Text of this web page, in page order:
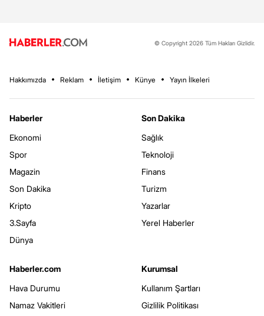
© Copyright 2026 Tüm Hakları Gizlidir.
Hakkımızda Reklam İletişim Künye Yayın İlkeleri
Haberler
Ekonomi
Spor
Magazin
Son Dakika
Kripto
3.Sayfa
Dünya
Son Dakika
Sağlık
Teknoloji
Finans
Turizm
Yazarlar
Yerel Haberler
Haberler.com
Hava Durumu
Namaz Vakitleri
Kurumsal
Kullanım Şartları
Gizlilik Politikası